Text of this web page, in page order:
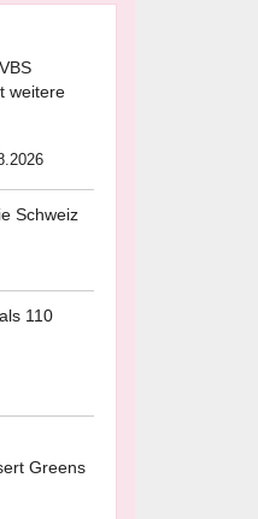
weitere
Schweiz
110
Greens